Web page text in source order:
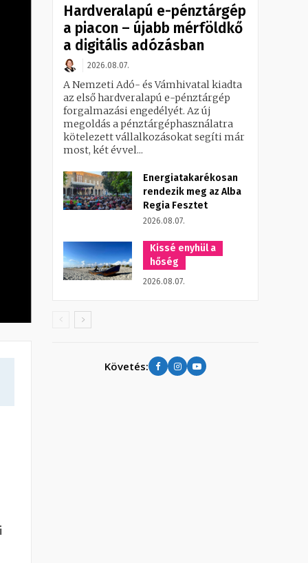
Hardveralapú e-pénztárgép
a piacon – újabb mérföldkő
a digitális adózásban
2026.08.07.
A Nemzeti Adó- és Vámhivatal kiadta
az első hardveralapú e-pénztárgép
forgalmazási engedélyét. Az új
megoldás a pénztárgéphasználatra
kötelezett vállalkozásokat segíti már
most, két évvel...
Energiatakarékosan
rendezik meg az Alba
Regia Fesztet
2026.08.07.
Kissé enyhül a
hőség
2026.08.07.
Követés: